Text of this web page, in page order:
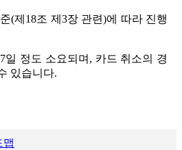
(제18조 제3장 관련)에 따라 진행
일 정도 소요되며, 카드 취소의 경
있습니다.
맵